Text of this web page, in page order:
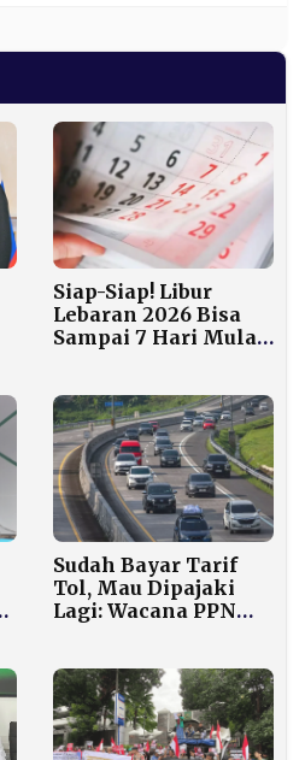
Siap-Siap! Libur
Lebaran 2026 Bisa
Sampai 7 Hari Mulai
Sudah Bayar Tarif
Tol, Mau Dipajaki
Lagi: Wacana PPN